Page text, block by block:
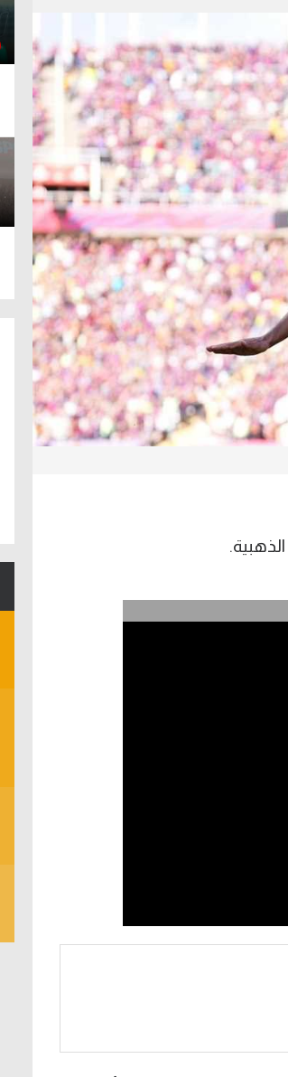
القسم الثاني
رياضات أخرى
أمريكا
ركن الألعاب